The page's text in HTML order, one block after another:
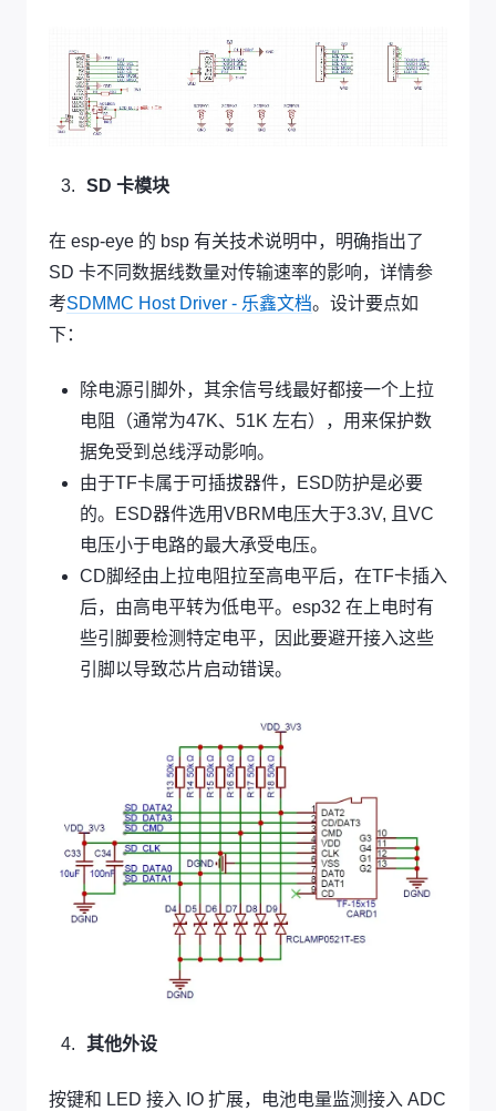
SD 卡模块
在 esp-eye 的 bsp 有关技术说明中，明确指出了
SD 卡不同数据线数量对传输速率的影响，详情参
考SDMMC Host Driver - 乐鑫文档。设计要点如
下：
除电源引脚外，其余信号线最好都接一个上拉
电阻（通常为47K、51K 左右），用来保护数
据免受到总线浮动影响。
由于TF卡属于可插拔器件，ESD防护是必要
的。ESD器件选用VBRM电压大于3.3V, 且VC
电压小于电路的最大承受电压。
CD脚经由上拉电阻拉至高电平后，在TF卡插入
后，由高电平转为低电平。esp32 在上电时有
些引脚要检测特定电平，因此要避开接入这些
引脚以导致芯片启动错误。
其他外设
按键和 LED 接入 IO 扩展，电池电量监测接入 ADC